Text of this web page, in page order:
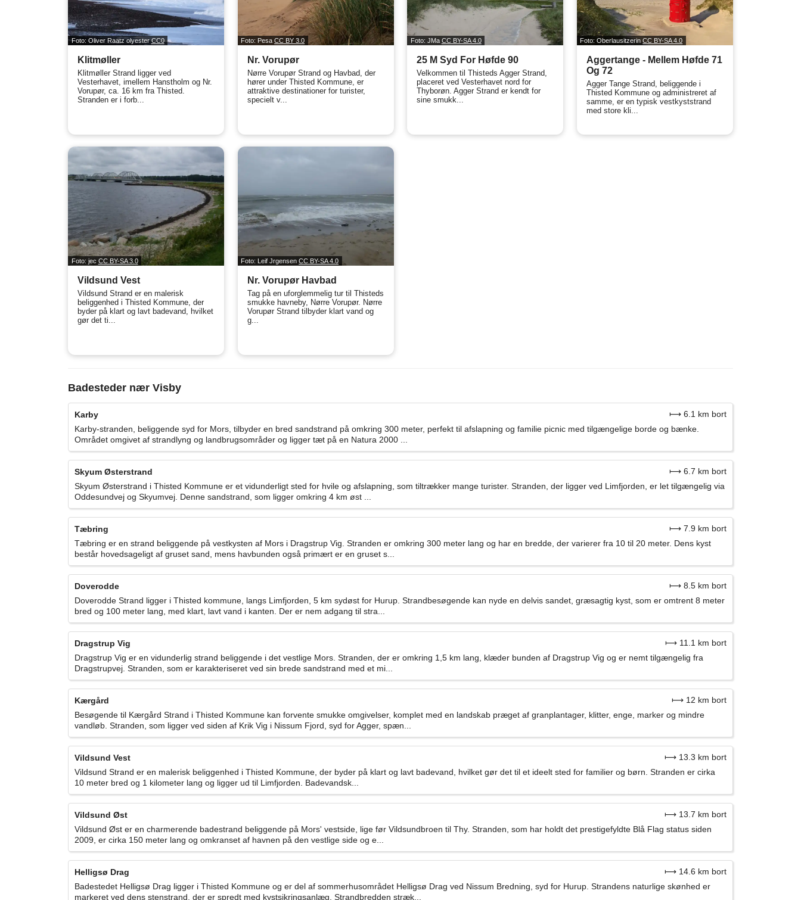
Foto: Oliver Raatz olyesterCC0
Klitmøller
Klitmøller Strand ligger ved
Vesterhavet, imellem Hanstholm og Nr.
Vorupør, ca. 16 km fra Thisted.
Stranden er i forb...
Foto: PesaCC BY 3.0
Nr. Vorupør
Nørre Vorupør Strand og Havbad, der
hører under Thisted Kommune, er
attraktive destinationer for turister,
specielt v...
Foto: JMa CC BY-SA 4.0
25 M Syd For Høfde 90
Velkommen til Thisteds Agger Strand,
placeret ved Vesterhavet nord for
Thyborøn. Agger Strand er kendt for
sine smukk...
Foto: OberlausitzerinCC BY-SA 4.0
Aggertange - Mellem Høfde 71
Og 72
Agger Tange Strand, beliggende i
Thisted Kommune og administreret af
samme, er en typisk vestkyststrand
med store kli...
Foto: jec CC BY-SA 3.0
Vildsund Vest
Vildsund Strand er en malerisk
beliggenhed i Thisted Kommune, der
byder på klart og lavt badevand, hvilket
gør det ti...
Foto: Leif JrgensenCC BY-SA 4.0
Nr. Vorupør Havbad
Tag på en uforglemmelig tur til Thisteds
smukke havneby, Nørre Vorupør. Nørre
Vorupør Strand tilbyder klart vand og
g...
Badesteder nær Visby
Karby
⟼ 6.1 km bort
Karby-stranden, beliggende syd for Mors, tilbyder en bred sandstrand på omkring 300 meter, perfekt til afslapning og familie picnic med tilgængelige borde og bænke.
Området omgivet af strandlyng og landbrugsområder og ligger tæt på en Natura 2000 ...
Skyum Østerstrand
⟼ 6.7 km bort
Skyum Østerstrand i Thisted Kommune er et vidunderligt sted for hvile og afslapning, som tiltrækker mange turister. Stranden, der ligger ved Limfjorden, er let tilgængelig via
Oddesundvej og Skyumvej. Denne sandstrand, som ligger omkring 4 km øst ...
Tæbring
⟼ 7.9 km bort
Tæbring er en strand beliggende på vestkysten af Mors i Dragstrup Vig. Stranden er omkring 300 meter lang og har en bredde, der varierer fra 10 til 20 meter. Dens kyst
består hovedsageligt af gruset sand, mens havbunden også primært er en gruset s...
Doverodde
⟼ 8.5 km bort
Doverodde Strand ligger i Thisted kommune, langs Limfjorden, 5 km sydøst for Hurup. Strandbesøgende kan nyde en delvis sandet, græsagtig kyst, som er omtrent 8 meter
bred og 100 meter lang, med klart, lavt vand i kanten. Der er nem adgang til stra...
Dragstrup Vig
⟼ 11.1 km bort
Dragstrup Vig er en vidunderlig strand beliggende i det vestlige Mors. Stranden, der er omkring 1,5 km lang, klæder bunden af Dragstrup Vig og er nemt tilgængelig fra
Dragstrupvej. Stranden, som er karakteriseret ved sin brede sandstrand med et mi...
Kærgård
⟼ 12 km bort
Besøgende til Kærgård Strand i Thisted Kommune kan forvente smukke omgivelser, komplet med en landskab præget af granplantager, klitter, enge, marker og mindre
vandløb. Stranden, som ligger ved siden af Krik Vig i Nissum Fjord, syd for Agger, spæn...
Vildsund Vest
⟼ 13.3 km bort
Vildsund Strand er en malerisk beliggenhed i Thisted Kommune, der byder på klart og lavt badevand, hvilket gør det til et ideelt sted for familier og børn. Stranden er cirka
10 meter bred og 1 kilometer lang og ligger ud til Limfjorden. Badevandsk...
Vildsund Øst
⟼ 13.7 km bort
Vildsund Øst er en charmerende badestrand beliggende på Mors' vestside, lige før Vildsundbroen til Thy. Stranden, som har holdt det prestigefyldte Blå Flag status siden
2009, er cirka 150 meter lang og omkranset af havnen på den vestlige side og e...
Helligsø Drag
⟼ 14.6 km bort
Badestedet Helligsø Drag ligger i Thisted Kommune og er del af sommerhusområdet Helligsø Drag ved Nissum Bredning, syd for Hurup. Strandens naturlige skønhed er
markeret ved dens stenstrand, der er spredt med kystsikringsanlæg. Strandbredden stræk...